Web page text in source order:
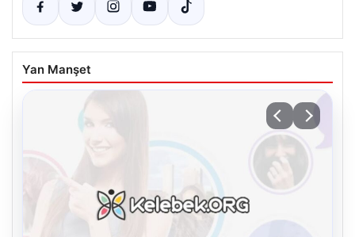
Yan Manşet